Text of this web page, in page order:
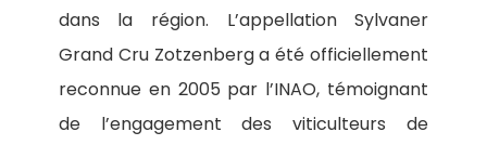
dans la région. L’appellation Sylvaner
Grand Cru Zotzenberg a été officiellement
reconnue en 2005 par l’INAO, témoignant
de l’engagement des viticulteurs de